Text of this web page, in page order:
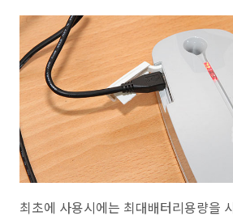
최초에 사용시에는 최대배터리용량을